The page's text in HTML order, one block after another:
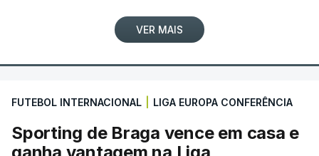
VER MAIS
FUTEBOL INTERNACIONAL LIGA EUROPA CONFERÊNCIA
Sporting de Braga vence em casa e